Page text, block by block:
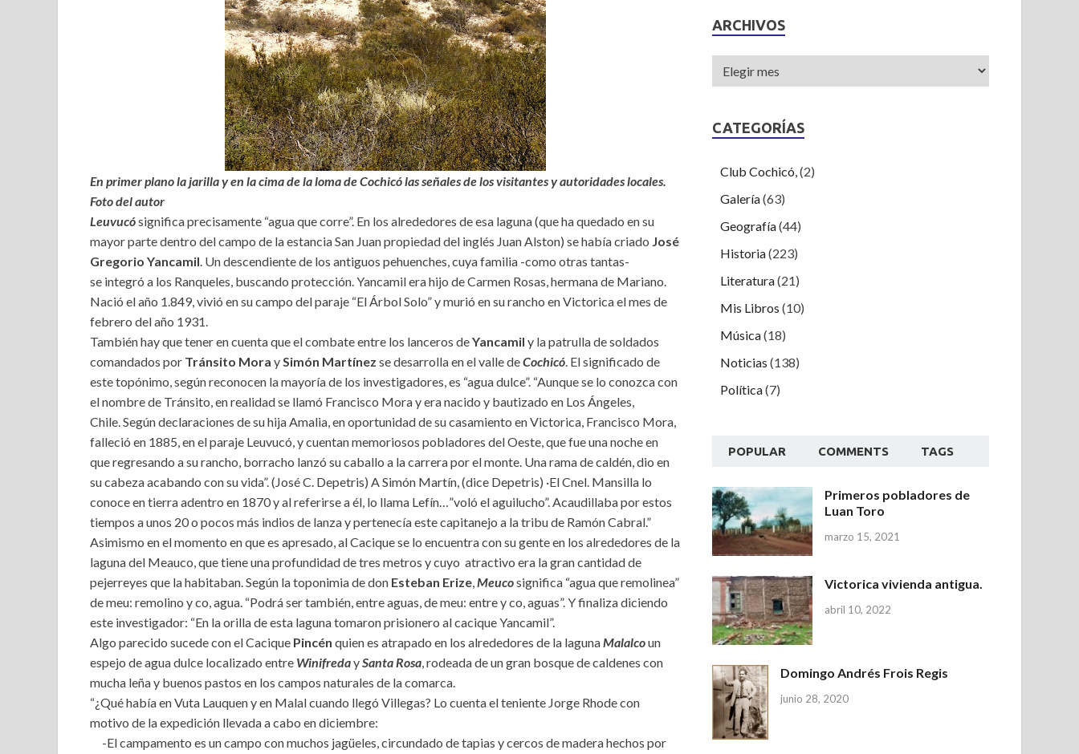
En primer plano la jarilla y en la cima de la loma de Cochicó las señales de los visitantes y autoridades locales.
Foto del autor
Leuvucósignifica precisamente “agua que corre”. En los alrededores de esa laguna (que ha quedado en su
mayor parte dentro del campo de la estancia San Juan propiedad del inglés Juan Alston) se había criado José
Gregorio Yancamil. Un descendiente de los antiguos pehuenches, cuya familia -como otras tantas-
se integró a los Ranqueles, buscando protección. Yancamil era hijo de Carmen Rosas, hermana de Mariano.
Nació el año 1.849, vivió en su campo del paraje “El Árbol Solo” y murió en su rancho en Victorica el mes de
febrero del año 1931.
También hay que tener en cuenta que el combate entre los lanceros deYancamil y la patrulla de soldados
comandados por Tránsito Mora ySimón Martínez se desarrolla en el valle deCochicó. El significado de
este topónimo, según reconocen la mayoría de los investigadores, es “agua dulce”. “Aunque se lo conozca con
el nombre de Tránsito, en realidad se llamó Francisco Mora y era nacido y bautizado en Los Ángeles,
Chile. Según declaraciones de su hija Amalia, en oportunidad de su casamiento en Victorica, Francisco Mora,
falleció en 1885, en el paraje Leuvucó, y cuentan memoriosos pobladores del Oeste, que fue una noche en
que regresando a su rancho, borracho lanzó su caballo a la carrera por el monte. Una rama de caldén, dio en
su cabeza acabando con su vida”. (José C. Depetris) A Simón Martín, (dice Depetris) ·El Cnel. Mansilla lo
conoce en tierra adentro en 1870 y al referirse a él, lo llama Lefín…”voló el aguilucho”. Acaudillaba por estos
tiempos a unos 20 o pocos más indios de lanza y pertenecía este capitanejo a la tribu de Ramón Cabral.”
Asimismo en el momento en que es apresado, al Cacique se lo encuentra con su gente en los alrededores de la
laguna del Meauco, que tiene una profundidad de tres metros y cuyo atractivo era la gran cantidad de
pejerreyes que la habitaban. Según la toponimia de don Esteban Erize,Meucosignifica “agua que remolinea”
de meu: remolino y co, agua. “Podrá ser también, entre aguas, de meu: entre y co, aguas”. Y finaliza diciendo
este investigador: “En la orilla de esta laguna tomaron prisionero al cacique Yancamil”.
Algo parecido sucede con el Cacique Pincén quien es atrapado en los alrededores de la lagunaMalalcoun
espejo de agua dulce localizado entre WinifredaySanta Rosa, rodeada de un gran bosque de caldenes con
mucha leña y buenos pastos en los campos naturales de la comarca.
“¿Qué había en Vuta Lauquen y en Malal cuando llegó Villegas? Lo cuenta el teniente Jorge Rhode con
motivo de la expedición llevada a cabo en diciembre:
-El campamento es un campo con muchos jagüeles, circundado de tapias y cercos de madera hechos por
ARCHIVOS
CATEGORÍAS
Club Cochicó,(2)
Galería(63)
Geografía(44)
Historia(223)
Literatura(21)
Mis Libros (10)
Música(18)
Noticias (138)
Política(7)
POPULAR COMMENTS TAGS
Primeros pobladores de
Luan Toro
marzo 15, 2021
Victorica vivienda antigua.
abril 10, 2022
Domingo Andrés Frois Regis
junio 28, 2020